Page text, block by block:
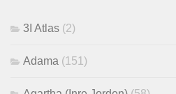
3I Atlas (2)
Adama (151)